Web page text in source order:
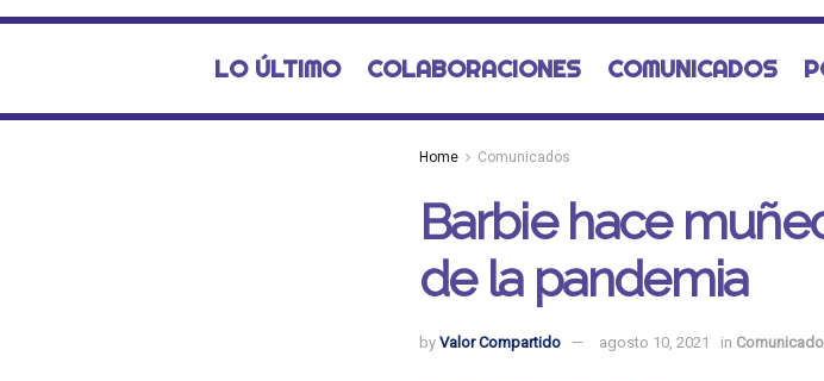
LO ÚLTIMO COLABORACIONES COMUNICADOS
Home Comunicados
Barbie hace
de la pandemia
by Valor Compartido agosto 10, 2021 in